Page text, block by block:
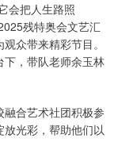
会把人生路照
残特奥会文艺汇
众带来精彩节目。
，带队老师余玉林
合艺术社团积极参
光彩，帮助他们以